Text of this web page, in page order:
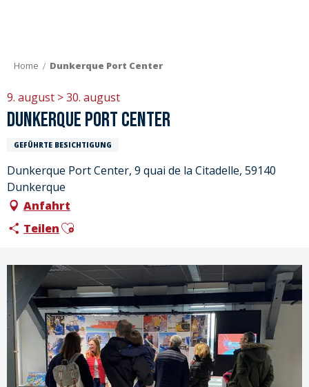
Home Dunkerque Port Center
9. august > 30. august
Dunkerque Port Center
GEFÜHRTE BESICHTIGUNG
Dunkerque Port Center, 9 quai de la Citadelle, 59140
Dunkerque
Anfahrt
TeilenAjouter aux favoris